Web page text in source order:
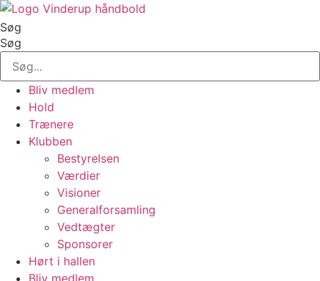
Videre
til
indhold
Søg
Søg
Bliv medlem
Hold
Trænere
Klubben
Bestyrelsen
Værdier
Visioner
Generalforsamling
Vedtægter
Sponsorer
Hørt i hallen
Bliv medlem